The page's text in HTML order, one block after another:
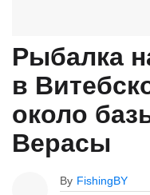
Рыбалка
в
около
Верасы
By FishingBY